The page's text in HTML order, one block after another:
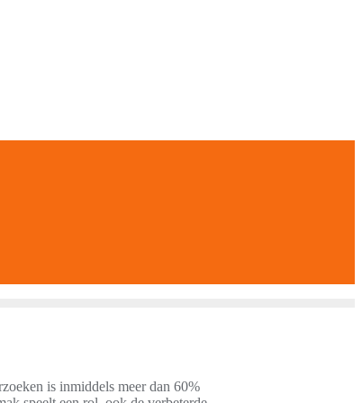
is inmiddels meer dan 60%